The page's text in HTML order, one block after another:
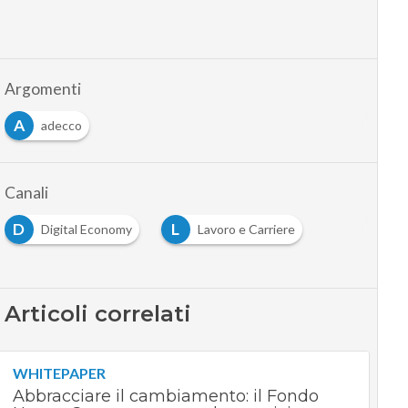
Argomenti
A
adecco
Canali
D
Digital Economy L Lavoro e Carriere
Articoli correlati
WHITEPAPER
Abbracciare il cambiamento: il Fondo